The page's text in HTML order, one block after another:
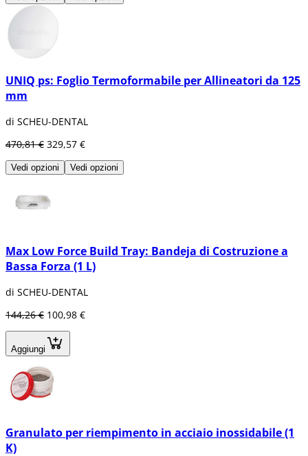
UNIQ ps: Foglio Termoformabile per Allineatori da 125
mm
di SCHEU-DENTAL
470,81 € 329,57 €
Vedi opzioni Vedi opzioni
Max Low Force Build Tray: Bandeja di Costruzione a
Bassa Forza (1 L)
di SCHEU-DENTAL
144,26 € 100,98 €
Aggiungi
Granulato per riempimento in acciaio inossidabile (1
K)